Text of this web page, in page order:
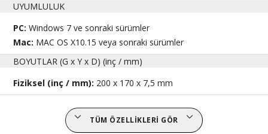
UYUMLULUK
PC:Windows 7 ve sonraki sürümler
Mac: MAC OS X10.15 veya sonraki sürümler
BOYUTLAR (G x Y x D) (inç / mm)
Fiziksel (inç / mm): 200 x 170 x 7,5 mm
TÜM ÖZELLIKLERI GÖR